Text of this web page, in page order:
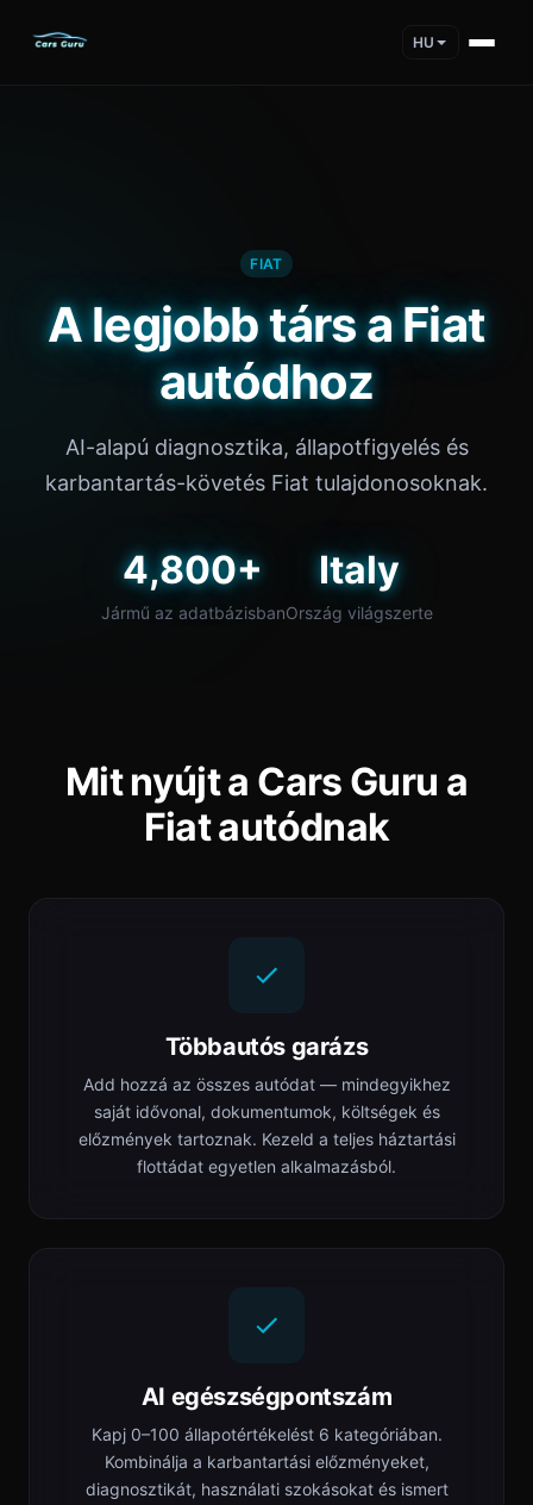
HU
FIAT
A legjobb társ a Fiat
autódhoz
AI-alapú diagnosztika, állapotfigyelés és
karbantartás-követés Fiat tulajdonosoknak.
4,800+
Jármű az adatbázisban
Italy
Ország világszerte
Mit nyújt a Cars Guru a
Fiat autódnak
Többautós garázs
Add hozzá az összes autódat — mindegyikhez
saját idővonal, dokumentumok, költségek és
előzmények tartoznak. Kezeld a teljes háztartási
flottádat egyetlen alkalmazásból.
AI egészségpontszám
Kapj 0–100 állapotértékelést 6 kategóriában.
Kombinálja a karbantartási előzményeket,
diagnosztikát, használati szokásokat és ismert